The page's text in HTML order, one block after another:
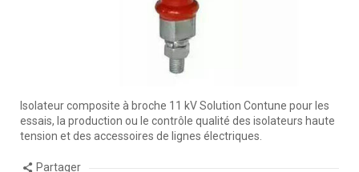
Isolateur composite à broche 11 kV Solution Contune pour les
essais, la production ou le contrôle qualité des isolateurs haute
tension et des accessoires de lignes électriques.
Partager